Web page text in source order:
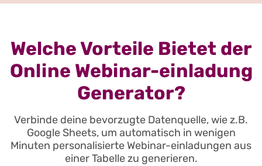
Welche Vorteile Bietet der
Online Webinar-einladung
Generator?
Verbinde deine bevorzugte Datenquelle, wie z.B.
Google Sheets, um automatisch in wenigen
Minuten personalisierte Webinar-einladungen aus
einer Tabelle zu generieren.